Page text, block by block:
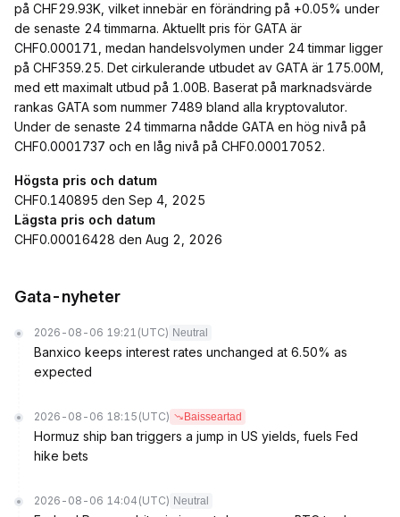
på CHF29.93K, vilket innebär en förändring på +0.05% under
de senaste 24 timmarna. Aktuellt pris för GATA är
CHF0.000171, medan handelsvolymen under 24 timmar ligger
på CHF359.25. Det cirkulerande utbudet av GATA är 175.00M,
med ett maximalt utbud på 1.00B. Baserat på marknadsvärde
rankas GATA som nummer 7489 bland alla kryptovalutor.
Under de senaste 24 timmarna nådde GATA en hög nivå på
CHF0.0001737 och en låg nivå på CHF0.00017052.
Högsta pris och datum
CHF0.140895 den Sep 4, 2025
Lägsta pris och datum
CHF0.00016428 den Aug 2, 2026
Gata-nyheter
2026-08-06 19:21 (UTC) Neutral
Banxico keeps interest rates unchanged at 6.50% as
expected
2026-08-06 18:15 (UTC) Baisseartad
Hormuz ship ban triggers a jump in US yields, fuels Fed
hike bets
2026-08-06 14:04 (UTC) Neutral